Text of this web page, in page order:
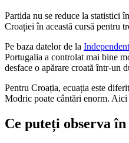
Partida nu se reduce la statistici
Croației în această cursă pentru
Pe baza datelor de la Independent
Portugalia a controlat mai bine
desface o apărare croată într-un
Pentru Croația, ecuația este
Modric poate cântări enorm. Aici
Ce puteți observa